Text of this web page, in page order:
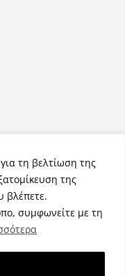
τη βελτίωση της
της
βλέπετε.
συμφωνείτε με τη
. Τα πνευματικά
με